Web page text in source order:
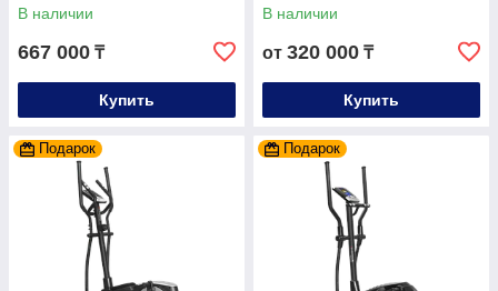
В наличии
667 000 ₸
Купить
В наличии
от 320 000 ₸
Купить
Подарок Подарок